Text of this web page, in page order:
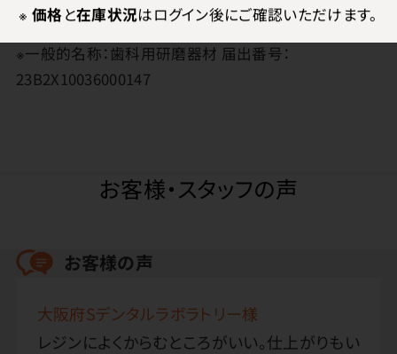
※ 価格と在庫状況はログイン後にご確認いただけます。
●日本製
※一般的名称：歯科用研磨器材 届出番号：
23B2X10036000147
お客様・スタッフの声
お客様の声
大阪府Sデンタルラボラトリー様
レジンによくからむところがいい。仕上がりもい